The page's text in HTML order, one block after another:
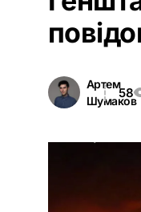
Артем
Шумаков
58